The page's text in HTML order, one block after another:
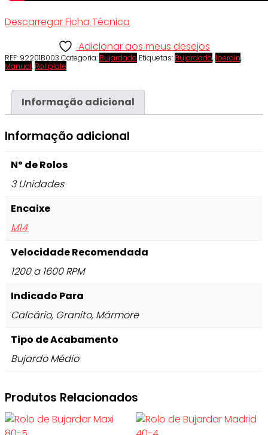
Descarregar Ficha Técnica
Adicionar aos meus desejos
REF: 92201B003 Categoria: Bujardado Etiquetas: Bujardado, Iberdin,
Manual, Rollplate
Informação adicional
Informação adicional
Nº de Rolos
3 Unidades
Encaixe
M14
Velocidade Recomendada
1200 a 1600 RPM
Indicado Para
Calcário, Granito, Mármore
Tipo de Acabamento
Bujardo Médio
Produtos Relacionados